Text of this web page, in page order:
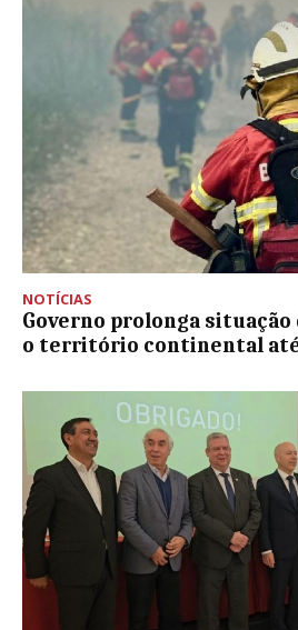
NOTÍCIAS
Governo prolonga
o território continental até